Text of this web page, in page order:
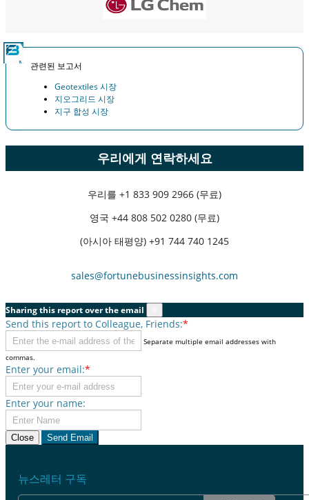
지금 맞춤 설정
관련된 보고서
Geotextiles 시장
지오그리드 시장
지구 합성 시장
우리에게 연락하세요
우리를 +1 833 909 2966 (무료)
영국 +44 808 502 0280 (무료)
(아시아 태평양) +91 744 740 1245
sales@fortunebusinessinsights.com
Sharing this report over the email
Send this report to Colleague, Friends:*
Separate multiple email addresses with
commas.
Enter your email:*
Enter your name:
Close Send Email
뉴스레터 구독